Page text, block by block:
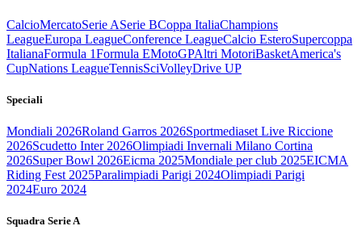
CalcioMercatoSerie ASerie BCoppa ItaliaChampions
LeagueEuropa LeagueConference LeagueCalcio EsteroSupercoppa
ItalianaFormula 1Formula EMotoGPAltri MotoriBasketAmerica's
CupNations LeagueTennisSciVolleyDrive UP
Speciali
Mondiali 2026Roland Garros 2026Sportmediaset Live Riccione
2026Scudetto Inter 2026Olimpiadi Invernali Milano Cortina
2026Super Bowl 2026Eicma 2025Mondiale per club 2025EICMA
Riding Fest 2025Paralimpiadi Parigi 2024Olimpiadi Parigi
2024Euro 2024
Squadra Serie A